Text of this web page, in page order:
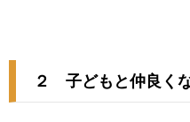
２ 子どもと仲良く